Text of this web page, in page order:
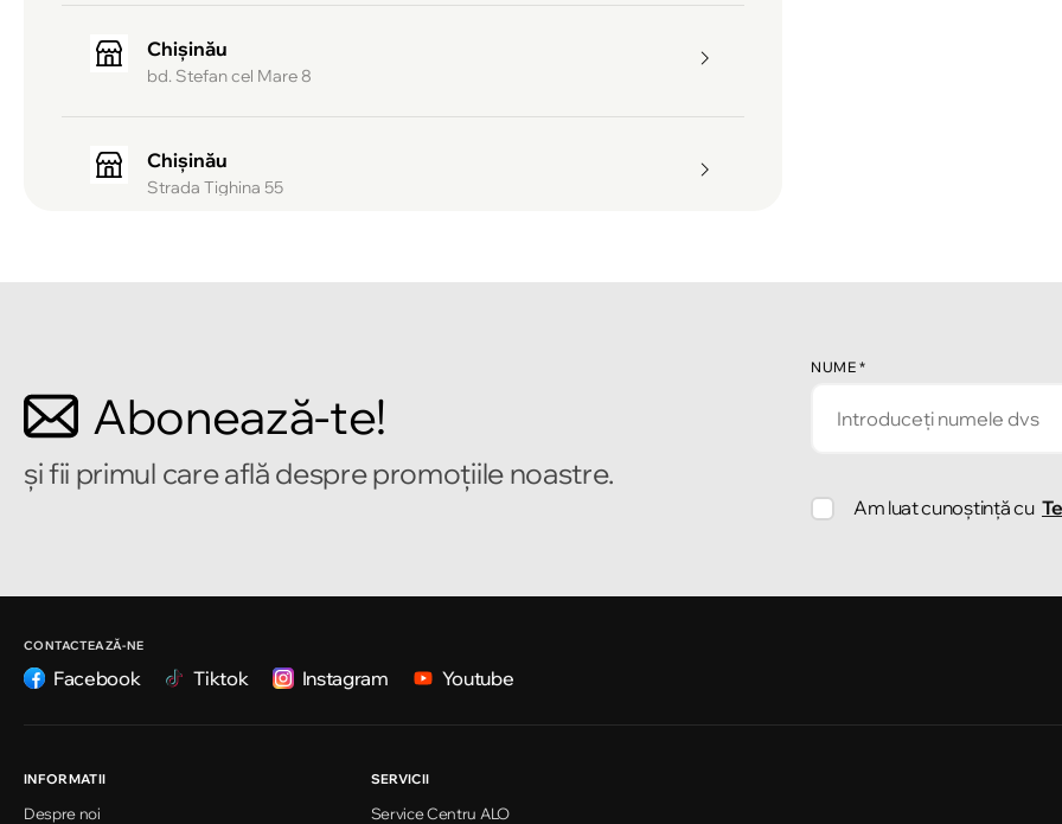
Chișinău
bd. Stefan cel Mare 8
Chișinău
Strada Tighina 55
Strada Alecu Russo 1
Abonează-te!
și fii primul care află despre promoțiile noastre.
NUME *
Am luat cunoștință cu
CONTACTEAZĂ-NE
Facebook Tiktok Instagram Youtube
INFORMATII
Despre noi
SERVICII
Service Centru ALO